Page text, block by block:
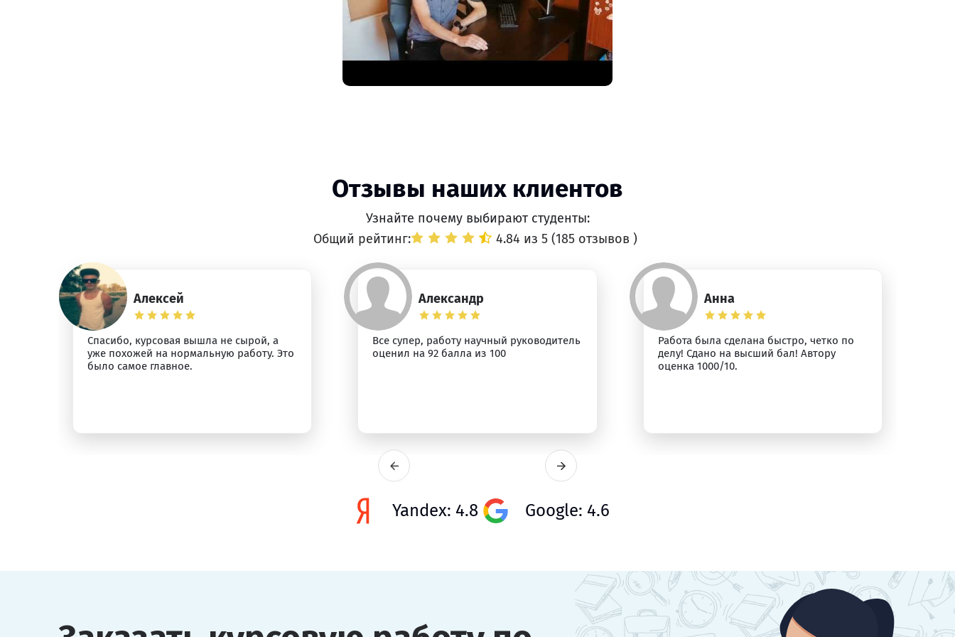
Отзывы наших клиентов
Узнайте почему выбирают студенты:
Общий рейтинг:
4.84 из 5 (185 отзывов )
Алексей
Спасибо, курсовая вышла не сырой, а
уже похожей на нормальную работу. Это
было самое главное.
Александр
Все супер, работу научный руководитель
оценил на 92 балла из 100
Анна
Работа была сделана быстро, четко по
делу! Сдано на высший бал! Автору
оценка 1000/10.
Yandex: 4.8 Google: 4.6